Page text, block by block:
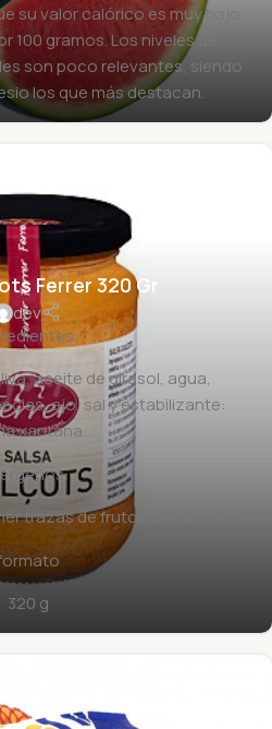
su valor calórico es muy bajo,
100 gramos. Los niveles de
son poco relevantes, siendo
los que más destacan.
Ferrer 320 Gr
dev
aceite de girasol, agua,
ajo, sal y estabilizante:
xantana.
trazas de frutos de cáscara.
320 g